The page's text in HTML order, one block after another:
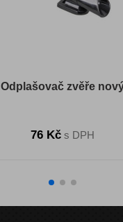
Odplašovač zvěře
76 Kč s DPH